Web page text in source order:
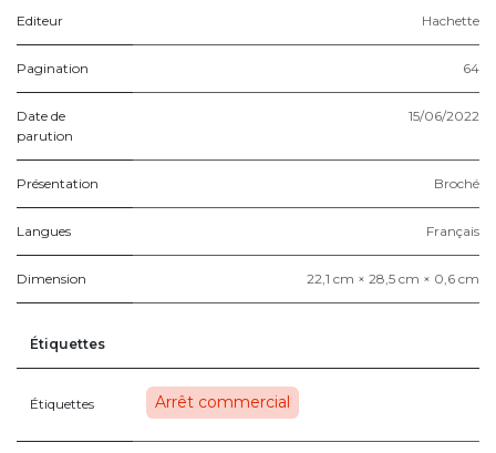
Editeur Hachette
Pagination 64
Date de
parution
15/06/2022
Présentation Broché
Langues Français
Dimension 22,1 cm × 28,5 cm × 0,6 cm
Étiquettes
Étiquettes Arrêt commercial